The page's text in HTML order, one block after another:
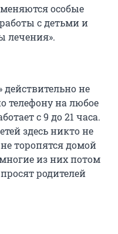
особые
с детьми и
лечения».
не
телефону на любое
с 9 до 21 часа.
здесь никто не
торопятся домой
из них потом
родителей